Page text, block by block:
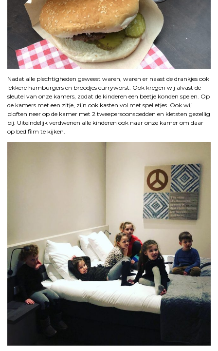
Nadat alle plechtigheden geweest waren, waren er naast de drankjes ook
lekkere hamburgers en broodjes curryworst. Ook kregen wij alvast de
sleutel van onze kamers, zodat de kinderen een beetje konden spelen. Op
de kamers met een zitje, zijn ook kasten vol met spelletjes. Ook wij
ploften neer op de kamer met 2 tweepersoonsbedden en kletsten gezellig
bij. Uiteindelijk verdwenen alle kinderen ook naar onze kamer om daar
op bed film te kijken.